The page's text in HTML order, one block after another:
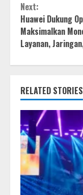
Next:
Huawei Dukung
Maksimalkan
Layanan,
RELATED STORIES